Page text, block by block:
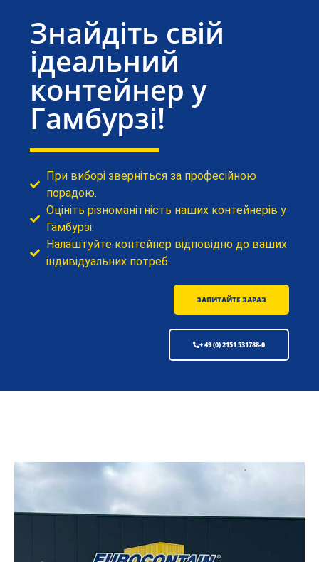
Знайдіть свій
ідеальний
контейнер у
Гамбурзі!
При виборі зверніться за професійною
порадою.
Оцініть різноманітність наших контейнерів у
Гамбурзі.
Налаштуйте контейнер відповідно до ваших
індивідуальних потреб.
ЗАПИТАЙТЕ ЗАРАЗ
+ 49 (0) 2151 531788-0